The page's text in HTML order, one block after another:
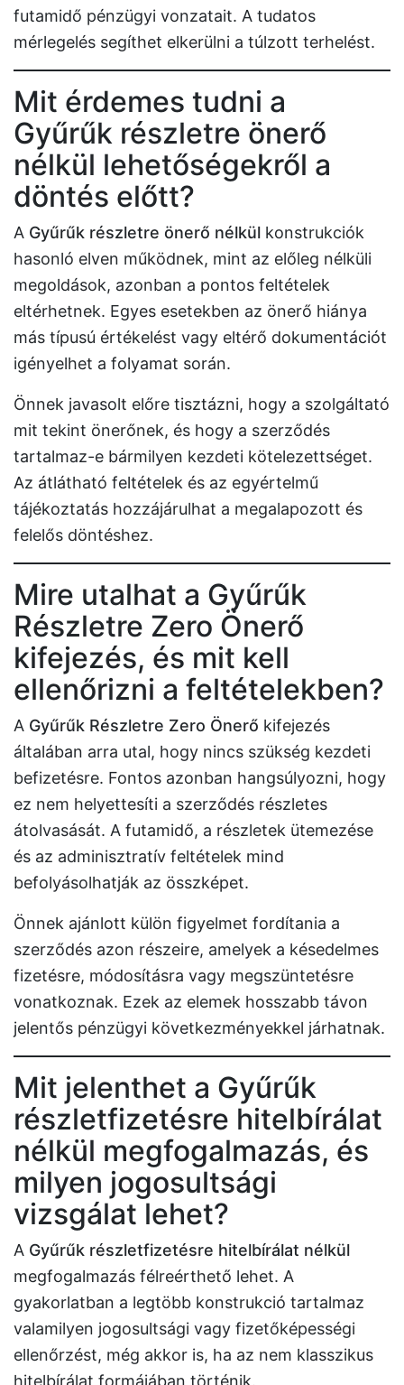
futamidő pénzügyi vonzatait. A tudatos
mérlegelés segíthet elkerülni a túlzott terhelést.
Mit érdemes tudni a
Gyűrűk részletre önerő
nélkül lehetőségekről a
döntés előtt?
A Gyűrűk részletre önerő nélkül konstrukciók
hasonló elven működnek, mint az előleg nélküli
megoldások, azonban a pontos feltételek
eltérhetnek. Egyes esetekben az önerő hiánya
más típusú értékelést vagy eltérő dokumentációt
igényelhet a folyamat során.
Önnek javasolt előre tisztázni, hogy a szolgáltató
mit tekint önerőnek, és hogy a szerződés
tartalmaz-e bármilyen kezdeti kötelezettséget.
Az átlátható feltételek és az egyértelmű
tájékoztatás hozzájárulhat a megalapozott és
felelős döntéshez.
Mire utalhat a Gyűrűk
Részletre Zero Önerő
kifejezés, és mit kell
ellenőrizni a feltételekben?
A Gyűrűk Részletre Zero Önerő kifejezés
általában arra utal, hogy nincs szükség kezdeti
befizetésre. Fontos azonban hangsúlyozni, hogy
ez nem helyettesíti a szerződés részletes
átolvasását. A futamidő, a részletek ütemezése
és az adminisztratív feltételek mind
befolyásolhatják az összképet.
Önnek ajánlott külön figyelmet fordítania a
szerződés azon részeire, amelyek a késedelmes
fizetésre, módosításra vagy megszüntetésre
vonatkoznak. Ezek az elemek hosszabb távon
jelentős pénzügyi következményekkel járhatnak.
Mit jelenthet a Gyűrűk
részletfizetésre hitelbírálat
nélkül megfogalmazás, és
milyen jogosultsági
vizsgálat lehet?
A Gyűrűk részletfizetésre hitelbírálat nélkül
megfogalmazás félreérthető lehet. A
gyakorlatban a legtöbb konstrukció tartalmaz
valamilyen jogosultsági vagy fizetőképességi
ellenőrzést, még akkor is, ha az nem klasszikus
hitelbírálat formájában történik.